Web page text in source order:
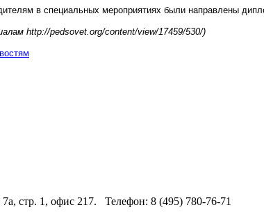
в специальных мероприятиях были направлены
http://pedsovet.org/content/view/17459/530/)
стр. 1, офис 217. Телефон: 8 (495) 780-76-71